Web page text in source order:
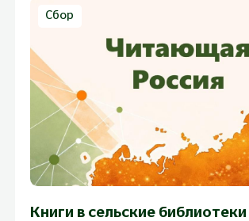
Сбор
Книги в сельские библиотеки